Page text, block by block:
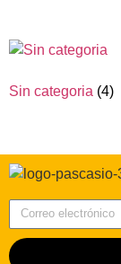
Sin categoria (4)